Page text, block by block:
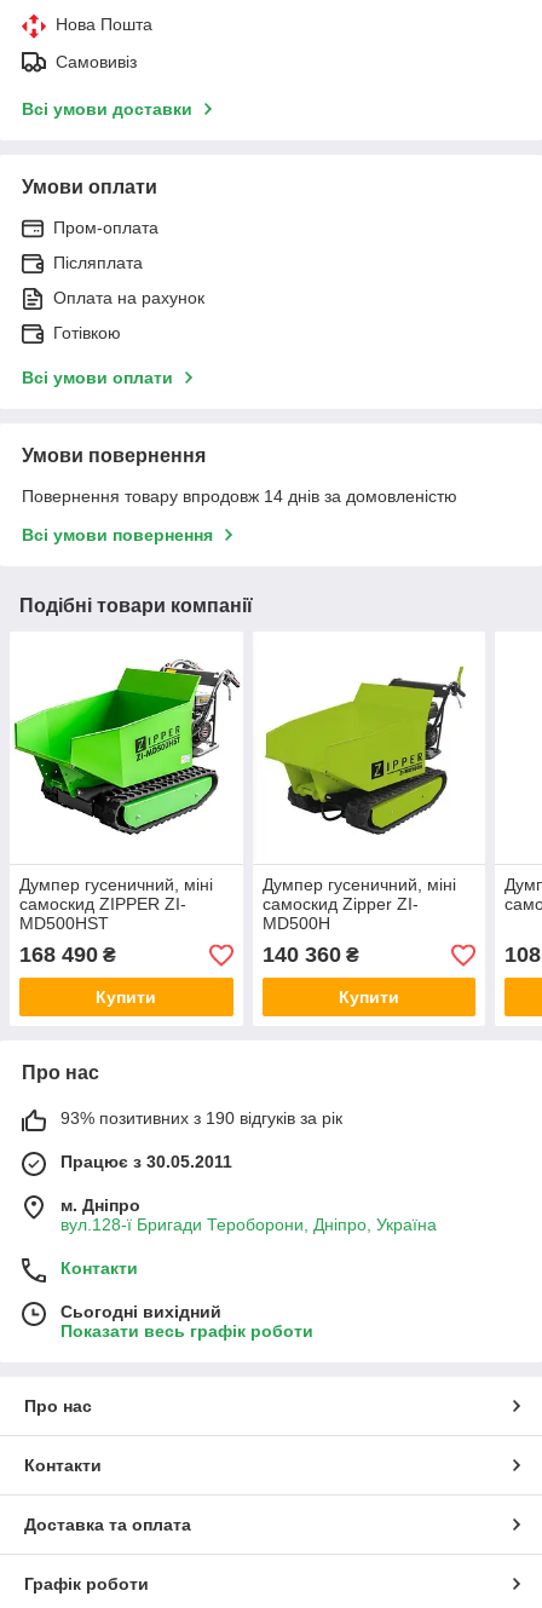
Нова Пошта
Самовивіз
Всі умови доставки
Умови оплати
Пром-оплата
Післяплата
Оплата на рахунок
Готівкою
Всі умови оплати
Умови повернення
Повернення товару впродовж 14 днів за домовленістю
Всі умови повернення
Подібні товари компанії
Думпер гусеничний, міні
самоскид ZIPPER ZI-
MD500HST
168 490 ₴
Купити
Думпер гусеничний, міні
самоскид Zipper ZI-
MD500H
140 360₴
Купити
Про нас
93% позитивних з 190 відгуків за рік
Працює з 30.05.2011
м. Дніпро
вул.128-ї Бригади Тероборони, Дніпро, Україна
Контакти
Сьогодні вихідний
Показати весь графік роботи
Про нас
Контакти
Доставка та оплата
Графік роботи